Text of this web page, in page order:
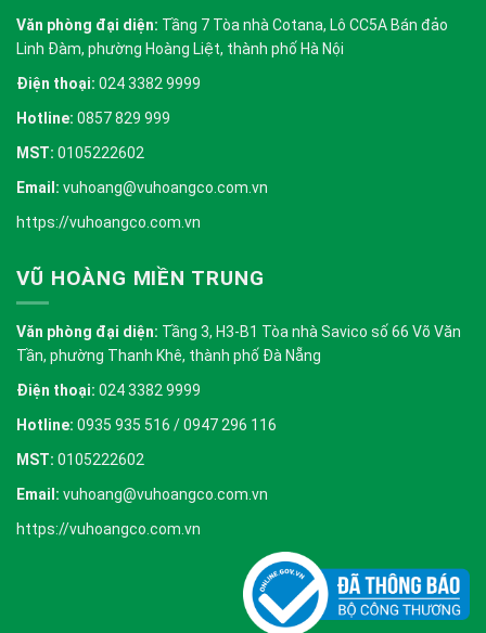
Văn phòng đại diện: Tầng 7 Tòa nhà Cotana, Lô CC5A Bán đảo
Linh Đàm, phường Hoàng Liệt, thành phố Hà Nội
Điện thoại: 024 3382 9999
Hotline: 0857 829 999
MST: 0105222602
Email: vuhoang@vuhoangco.com.vn
https://vuhoangco.com.vn
VŨ HOÀNG MIỀN TRUNG
Văn phòng đại diện: Tầng 3, H3-B1 Tòa nhà Savico số 66 Võ Văn
Tần, phường Thanh Khê, thành phố Đà Nẵng
Điện thoại: 024 3382 9999
Hotline: 0935 935 516 / 0947 296 116
MST: 0105222602
Email: vuhoang@vuhoangco.com.vn
https://vuhoangco.com.vn